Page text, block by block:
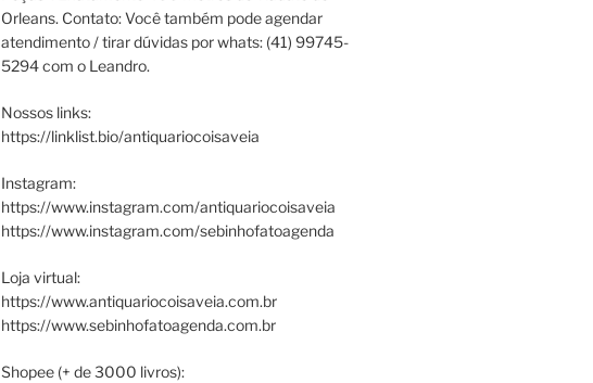
Orleans. Contato: Você também pode agendar
atendimento / tirar dúvidas por whats: (41) 99745-
5294 com o Leandro.
Nossos links:
https://linklist.bio/antiquariocoisaveia
Instagram:
https://www.instagram.com/antiquariocoisaveia
https://www.instagram.com/sebinhofatoagenda
Loja virtual:
https://www.antiquariocoisaveia.com.br
https://www.sebinhofatoagenda.com.br
Shopee (+ de 3000 livros):